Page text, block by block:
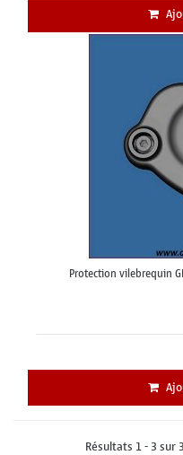
Protection vilebrequin
Résultats 1 - 3 sur